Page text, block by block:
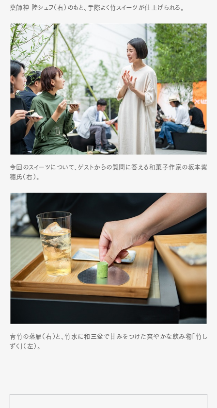
Gourmet Cars
Product Lifestyle
Pen Membership
Magazine
Official Columnist
About
Contact
Pen Meet
Pen international Pen tw
薬師神 陸シェフ（右）のもと、手際よく竹スイーツが仕上げられる。
今回のスイーツについて、ゲストからの質問に答える和菓子作家の坂本紫
穗氏（右）。
青竹の落雁（右）と、竹水に和三盆で甘みをつけた爽やかな飲み物「竹し
ずく」（左）。